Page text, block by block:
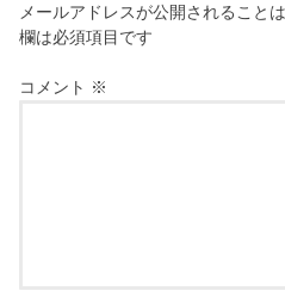
メールアドレスが公開されること
欄は必須項目です
コメント ※